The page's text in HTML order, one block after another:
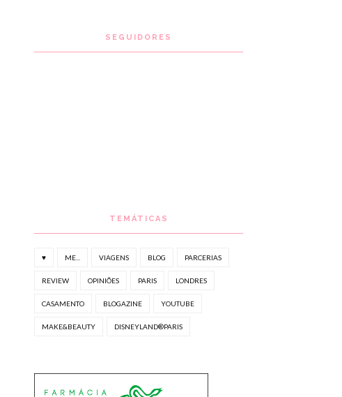
SEGUIDORES
TEMÁTICAS
♥ ME... VIAGENS BLOG PARCERIAS
REVIEW OPINIÕES PARIS LONDRES
CASAMENTO BLOGAZINE YOUTUBE
MAKE&BEAUTY DISNEYLAND®PARIS